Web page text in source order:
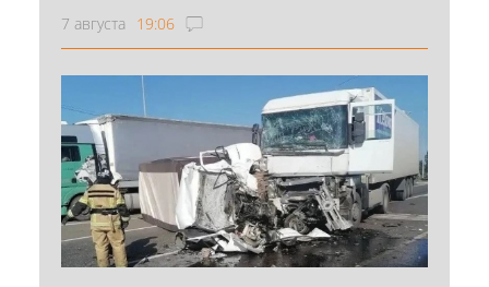
7 августа 19:06